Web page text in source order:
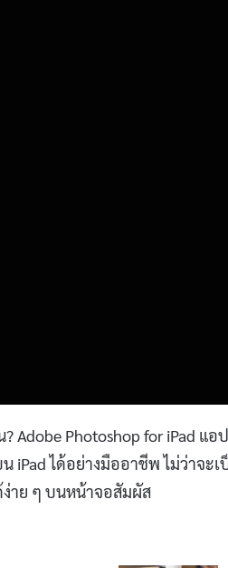
Adobe Photoshop for iPad
ได้อย่างมืออาชีพ ไม่ว่าจะ
ง่าย ๆ บนหน้าจอสัมผัส